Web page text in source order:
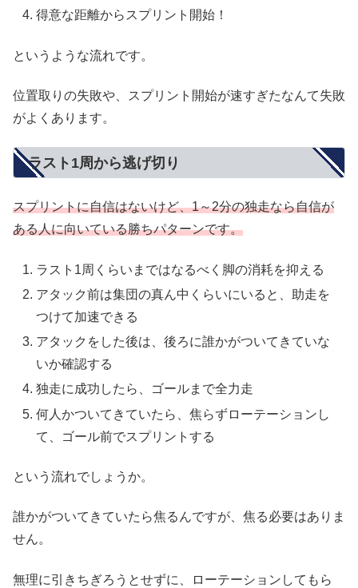
得意な距離からスプリント開始！
というような流れです。
位置取りの失敗や、スプリント開始が速すぎたなんて失敗
がよくあります。
ラスト1周から逃げ切り
スプリントに自信はないけど、1～2分の独走なら自信が
ある人に向いている勝ちパターンです。
ラスト1周くらいまではなるべく脚の消耗を抑える
アタック前は集団の真ん中くらいにいると、助走を
つけて加速できる
アタックをした後は、後ろに誰かがついてきていな
いか確認する
独走に成功したら、ゴールまで全力走
何人かついてきていたら、焦らずローテーションし
て、ゴール前でスプリントする
という流れでしょうか。
誰かがついてきていたら焦るんですが、焦る必要はありま
せん。
無理に引きちぎろうとせずに、ローテーションしてもら